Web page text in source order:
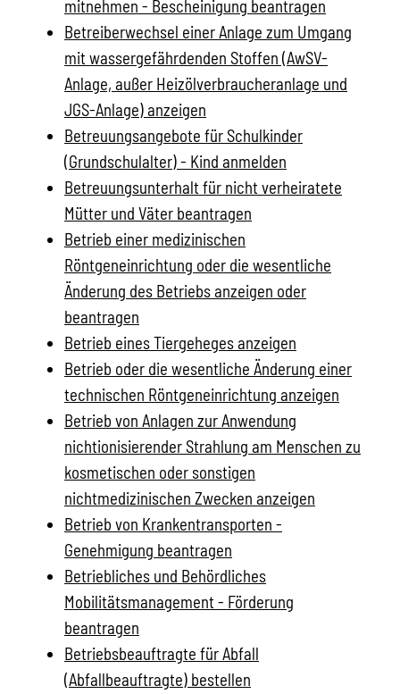
mitnehmen - Bescheinigung beantragen
Betreiberwechsel einer Anlage zum Umgang
mit wassergefährdenden Stoffen (AwSV-
Anlage, außer Heizölverbraucheranlage und
JGS-Anlage) anzeigen
Betreuungsangebote für Schulkinder
(Grundschulalter) - Kind anmelden
Betreuungsunterhalt für nicht verheiratete
Mütter und Väter beantragen
Betrieb einer medizinischen
Röntgeneinrichtung oder die wesentliche
Änderung des Betriebs anzeigen oder
beantragen
Betrieb eines Tiergeheges anzeigen
Betrieb oder die wesentliche Änderung einer
technischen Röntgeneinrichtung anzeigen
Betrieb von Anlagen zur Anwendung
nichtionisierender Strahlung am Menschen zu
kosmetischen oder sonstigen
nichtmedizinischen Zwecken anzeigen
Betrieb von Krankentransporten -
Genehmigung beantragen
Betriebliches und Behördliches
Mobilitätsmanagement - Förderung
beantragen
Betriebsbeauftragte für Abfall
(Abfallbeauftragte) bestellen